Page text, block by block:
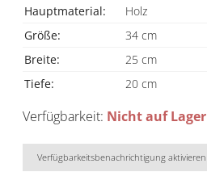
Hauptmaterial:
Holz
Größe:
34 cm
Breite:
25 cm
Tiefe:
20 cm
Verfügbarkeit: Nicht auf Lager
Verfügbarkeitsbenachrichtigung aktivieren